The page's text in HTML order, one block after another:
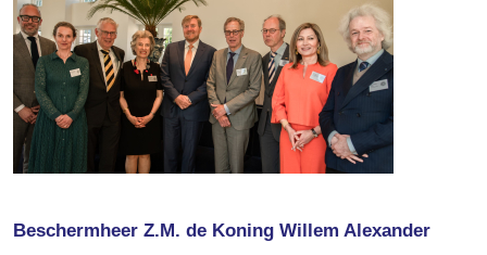
Beschermheer Z.M. de Koning Willem Alexander